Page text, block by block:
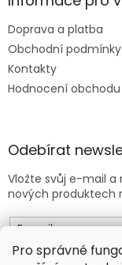
Pro správné
Doprava a platba
Obchodní podmínky
Kontakty
Hodnocení obchodu
Odebírat
Vložte svůj e-mail
nových produktech
E-mail